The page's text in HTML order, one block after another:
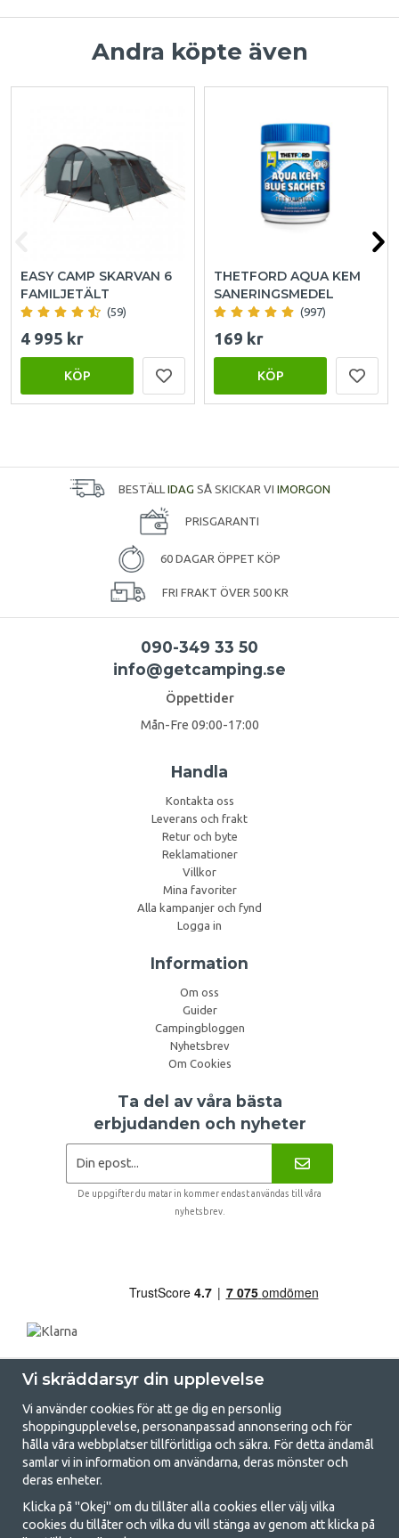
Andra köpte även
EASY CAMP SKARVAN 6
FAMILJETÄLT
(59)
4 995 kr
KÖP
THETFORD AQUA KEM
SANERINGSMEDEL
(997)
169 kr
KÖP
BESTÄLL IDAG SÅ SKICKAR VI IMORGON
PRISGARANTI
60 DAGAR ÖPPET KÖP
FRI FRAKT ÖVER 500 KR
090-349 33 50
info@getcamping.se
Öppettider
Mån-Fre 09:00-17:00
Handla
Kontakta oss
Leverans och frakt
Retur och byte
Reklamationer
Villkor
Mina favoriter
Alla kampanjer och fynd
Logga in
Information
Om oss
Guider
Campingbloggen
Nyhetsbrev
Om Cookies
Ta del av våra bästa
erbjudanden och nyheter
De uppgifter du matar in kommer endast användas till våra
nyhetsbrev.
GetCamping.se - Din butik för camping
och uteliv
Att campa kan antingen vara en livsstil eller ett sätt att samla familjen
Vi skräddarsyr din upplevelse
Vi använder cookies för att ge dig en personlig
shoppingupplevelse, personanpassad annonsering och för
hålla våra webbplatser tillförlitliga och säkra. För detta ändamål
samlar vi in information om användarna, deras mönster och
deras enheter.
Klicka på "Okej" om du tillåter alla cookies eller välj vilka
cookies du tillåter och vilka du vill stänga av genom att klicka på